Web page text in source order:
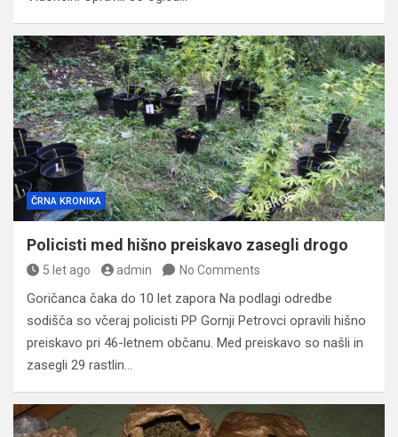
ČRNA KRONIKA
Policisti med hišno preiskavo zasegli drogo
5 let ago admin No Comments
Goričanca čaka do 10 let zapora Na podlagi odredbe
sodišča so včeraj policisti PP Gornji Petrovci opravili hišno
preiskavo pri 46-letnem občanu. Med preiskavo so našli in
zasegli 29 rastlin…